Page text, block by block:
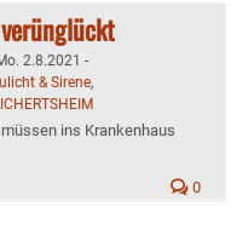
2.8.2021 -
& Sirene,
ins Krankenhaus
0